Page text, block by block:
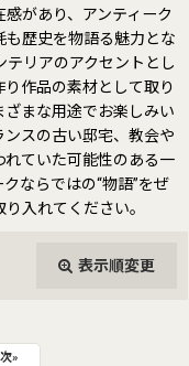
があり、アンティーク
も歴史を物語る魅力とな
テリアのアクセントとし
作品の素材として取り
ざまな用途でお楽しみい
ンスの古い邸宅、教会や
れていた可能性のある一
ならではの“物語”をぜ
入れてください。
表示順変更
次»